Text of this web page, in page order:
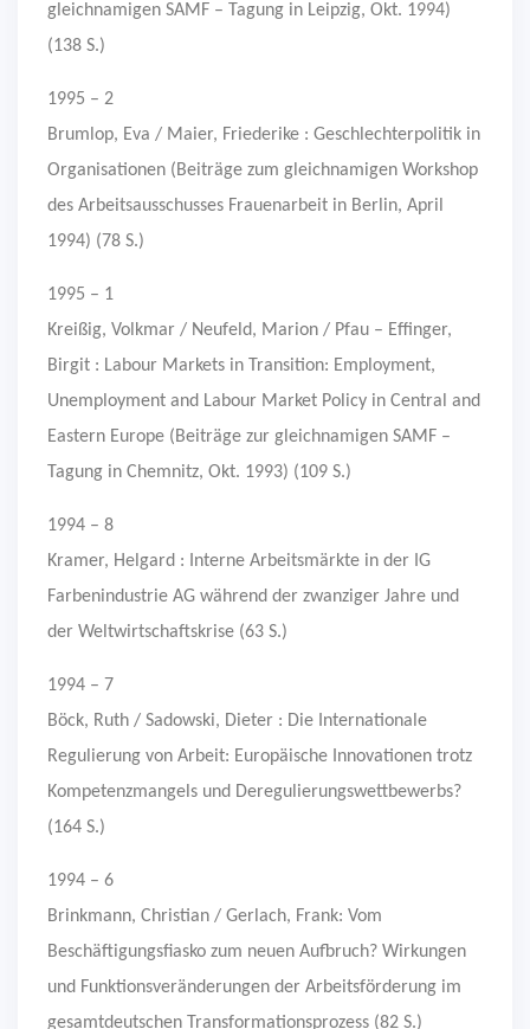
gleichnamigen SAMF – Tagung in Leipzig, Okt. 1994)
(138 S.)
1995 – 2
Brumlop, Eva / Maier, Friederike : Geschlechterpolitik in
Organisationen (Beiträge zum gleichnamigen Workshop
des Arbeitsausschusses Frauenarbeit in Berlin, April
1994) (78 S.)
1995 – 1
Kreißig, Volkmar / Neufeld, Marion / Pfau – Effinger,
Birgit : Labour Markets in Transition: Employment,
Unemployment and Labour Market Policy in Central and
Eastern Europe (Beiträge zur gleichnamigen SAMF –
Tagung in Chemnitz, Okt. 1993) (109 S.)
1994 – 8
Kramer, Helgard : Interne Arbeitsmärkte in der IG
Farbenindustrie AG während der zwanziger Jahre und
der Weltwirtschaftskrise (63 S.)
1994 – 7
Böck, Ruth / Sadowski, Dieter : Die Internationale
Regulierung von Arbeit: Europäische Innovationen trotz
Kompetenzmangels und Deregulierungswettbewerbs?
(164 S.)
1994 – 6
Brinkmann, Christian / Gerlach, Frank: Vom
Beschäftigungsfiasko zum neuen Aufbruch? Wirkungen
und Funktionsveränderungen der Arbeitsförderung im
gesamtdeutschen Transformationsprozess (82 S.)